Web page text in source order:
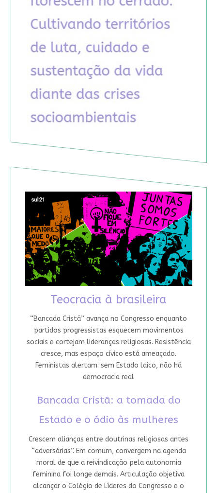
Teocracia à brasileira
“Bancada Cristã” avança no Congresso enquanto
partidos progressistas esquecem movimentos
sociais e cortejam lideranças religiosas. Resistência
cresce, mas espaço cívico está ameaçado.
Feministas alertam: sem Estado laico, não há
democracia real
Bancada Cristã: a tomada do
Estado e o ódio às mulheres
Crescem alianças entre doutrinas religiosas antes
“adversárias”. Em comum, convergem na agenda
moral de que a reivindicação pela autonomia
feminina foi longe demais. Articulação objetiva
alcançar o Colégio de Líderes do Congresso e o